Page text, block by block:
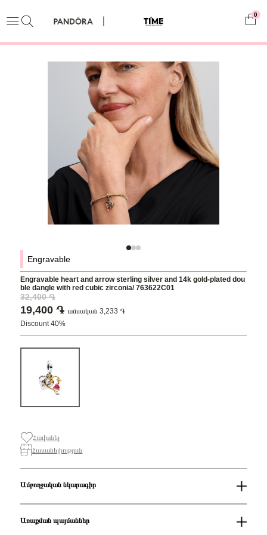
0
Engravable
Engravable heart and arrow sterling silver and 14k gold-plated dou
ble dangle with red cubic zirconia/ 763622C01
32,400 ֏
19,400 ֏ամսական 3,233 ֏
Discount 40%
Հավանել
Հասանելիություն
Ամբողջական նկարագիր
Սեռ
Կանացի
Առաքման պայմաններ